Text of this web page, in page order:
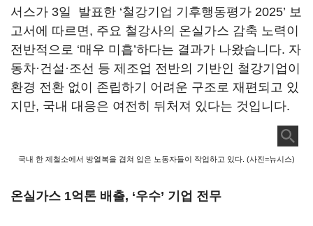
서스가 3일 발표한 ‘철강기업 기후행동평가 2025’ 보
고서에 따르면, 주요 철강사의 온실가스 감축 노력이
전반적으로 ‘매우 미흡’하다는 결과가 나왔습니다. 자
동차·건설·조선 등 제조업 전반의 기반인 철강기업이
환경 전환 없이 존립하기 어려운 구조로 재편되고 있
지만, 국내 대응은 여전히 뒤처져 있다는 것입니다.
국내 한 제철소에서 방열복을 겹쳐 입은 노동자들이 작업하고 있다. (사진=뉴시스)
온실가스 1억톤 배출, ‘우수’ 기업 전무